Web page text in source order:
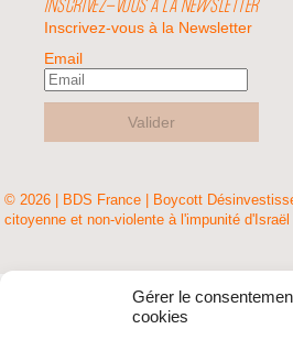
Gérer le
cookies
INSCRIVEZ-VOUS À LA NEWSLETTER
Inscrivez-vous à la Newsletter
Email
Valider
© 2026 | BDS France | Boycott
citoyenne et non-violente à l'impunité d'Israël |